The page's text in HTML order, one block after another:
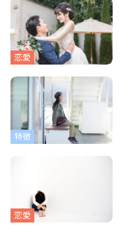
恋愛
特徴
恋愛